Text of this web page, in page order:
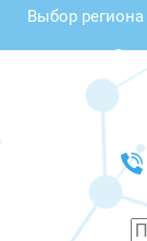
Выбор региона